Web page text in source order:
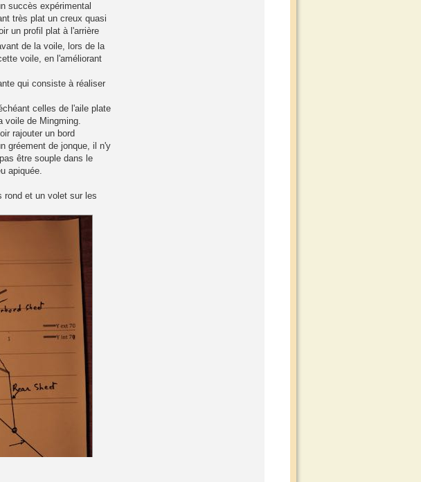
succès expérimental
très plat un creux quasi
un profil plat à l'arrière
de la voile, lors de la
voile, en l'améliorant
qui consiste à réaliser
celles de l'aile plate
voile de Mingming.
rajouter un bord
gréement de jonque, il n'y
être souple dans le
apiquée.
rond et un volet sur les